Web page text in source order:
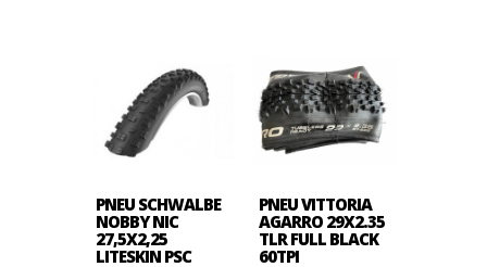
PNEU SCHWALBE
NOBBY NIC
27,5X2,25
LITESKIN PSC
PNEU VITTORIA
AGARRO 29X2.35
TLR FULL BLACK
60TPI